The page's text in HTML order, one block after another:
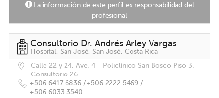
¡Espero que mis pacientes lo perciban
La información de este perfil es responsabilidad del
profesional
Consultorio Dr. Andrés Arley Vargas
Hospital, San José, San José, Costa Rica
Calle 22 y 24, Ave. 4 - Policlínico San Bosco Piso 3.
Consultorio 26.
+506 6417 6836 /+506 2222 5469 /
+506 6033 3540